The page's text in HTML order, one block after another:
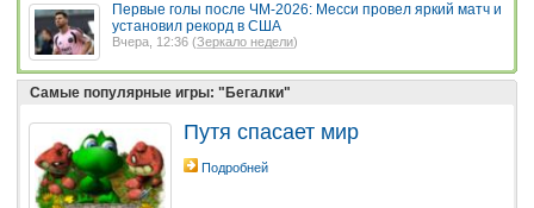
Первые голы после ЧМ-2026: Месси провел яркий матч и
установил рекорд в США
Вчера, 12:36 (Зеркало недели)
Самые популярные игры: "Бегалки"
Путя спасает мир
Подробней